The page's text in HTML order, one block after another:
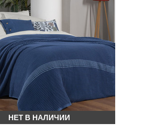
НЕТ В НАЛИЧИИ